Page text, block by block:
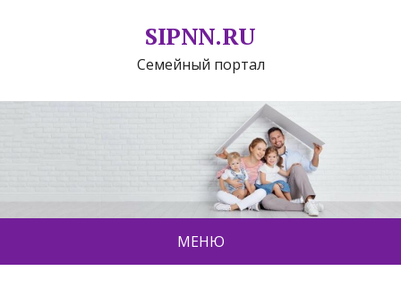
SIPNN.RU
Семейный портал
МЕНЮ